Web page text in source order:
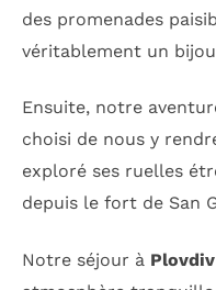
des promenades
véritablement un
Ensuite, notre
choisi de nous y
exploré ses ruelles
depuis le fort de San
Notre séjour à Plovdiv